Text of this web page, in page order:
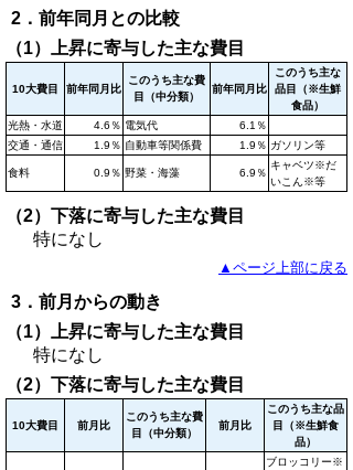
2．前年同月との比較
（1）上昇に寄与した主な費目
10大費目 前年同月比
このうち主な費
目（中分類）
前年同月比
このうち主な
品目（※生鮮
食品）
光熱・水道
4.6％ 電気代
6.1％
交通・通信
1.9％ 自動車等関係費 1.9％ ガソリン等
食料 0.9％ 野菜・海藻 6.9％
キャベツ※だ
いこん※等
（2）下落に寄与した主な費目
特になし
▲ページ上部に戻る
3．前月からの動き
（1）上昇に寄与した主な費目
特になし
（2）下落に寄与した主な費目
10大費目 前月比
このうち主な費
目（中分類）
前月比
このうち主な品
目（※生鮮食
品）
ブロッコリー※